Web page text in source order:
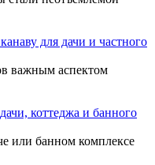
для дачи и частного
важным аспектом
коттеджа и банного
или банном комплексе